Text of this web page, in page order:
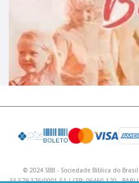
© 2024 SBB - Sociedade Bíblica do
33.579.376/0001-51 / CEP: 06460-120 -